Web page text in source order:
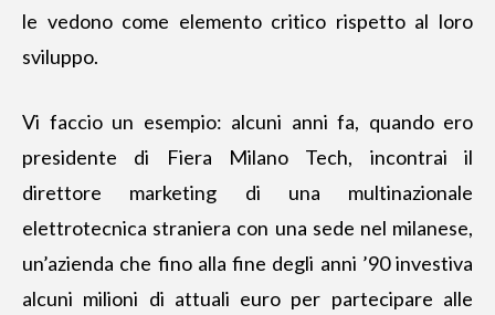
le vedono come elemento critico rispetto al loro
sviluppo.
Vi faccio un esempio: alcuni anni fa, quando ero
presidente di Fiera Milano Tech, incontrai il
direttore marketing di una multinazionale
elettrotecnica straniera con una sede nel milanese,
un’azienda che fino alla fine degli anni ’90 investiva
alcuni milioni di attuali euro per partecipare alle